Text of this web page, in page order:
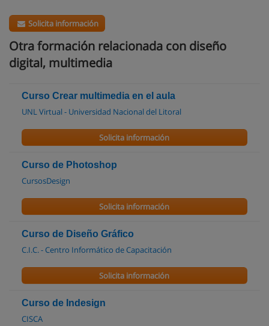
Solicita información
Otra formación relacionada con diseño
digital, multimedia
Curso Crear multimedia en el aula
UNL Virtual - Universidad Nacional del Litoral
Solicita información
Curso de Photoshop
CursosDesign
Solicita información
Curso de Diseño Gráfico
C.I.C. - Centro Informático de Capacitación
Solicita información
Curso de Indesign
CISCA